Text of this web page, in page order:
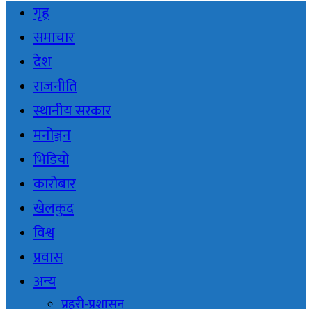
गृह
समाचार
देश
राजनीति
स्थानीय सरकार
मनोञ्जन
भिडियो
कारोबार
खेलकुद
विश्व
प्रवास
अन्य
प्रहरी-प्रशासन